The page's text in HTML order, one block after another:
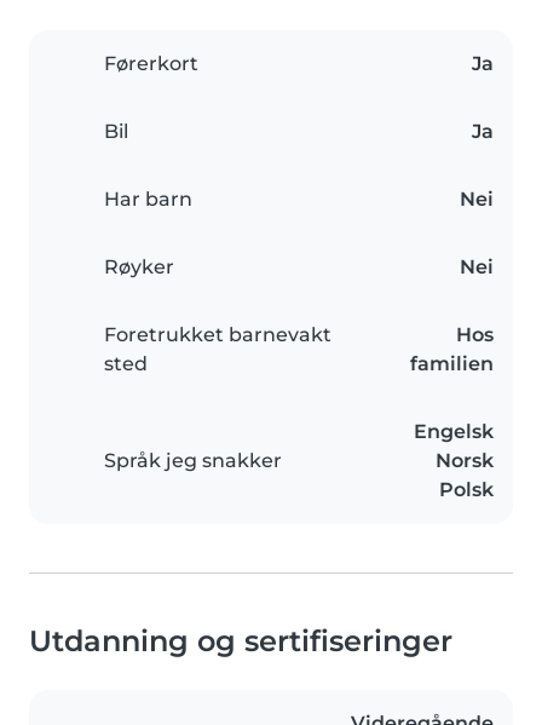
Førerkort Ja
Bil Ja
Har barn Nei
Røyker Nei
Foretrukket barnevakt
sted
Hos
familien
Språk jeg snakker
Engelsk
Norsk
Polsk
Utdanning og sertifiseringer